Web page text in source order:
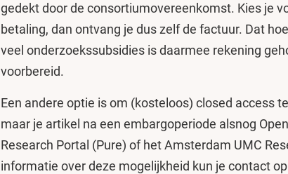
gedekt door de consortiumovereenkomst. Kies je
betaling, dan ontvang je dus zelf de factuur. Dat
veel onderzoekssubsidies is daarmee rekening
voorbereid.
Een andere optie is om (kosteloos) closed access
maar je artikel na een embargoperiode alsnog
Research Portal (Pure) of het Amsterdam UMC
informatie over deze mogelijkheid kun je contact